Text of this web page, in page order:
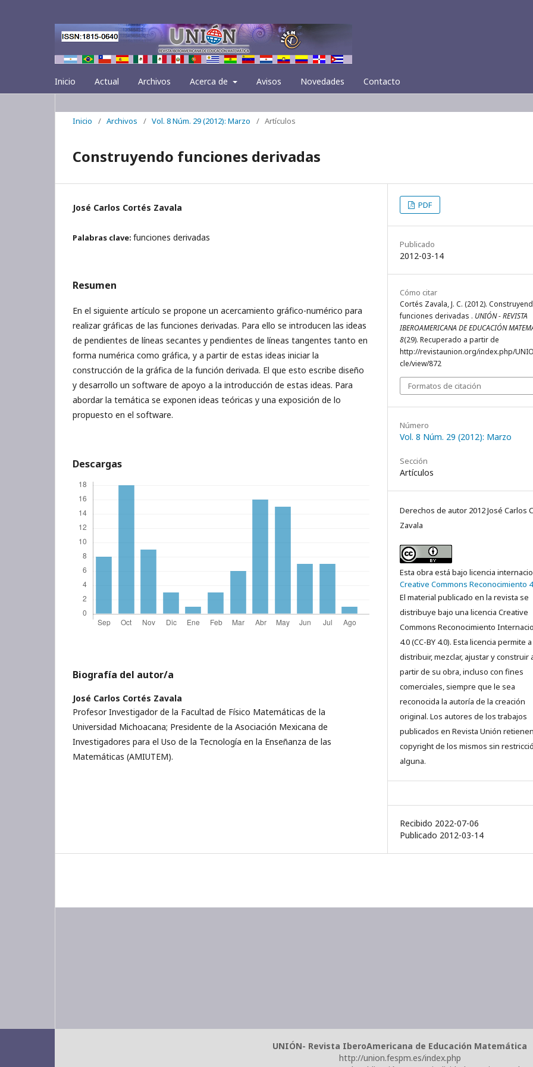
Inicio Actual Archivos Acerca de Avisos Novedades Contacto
Inicio / Archivos / Vol. 8 Núm. 29 (2012): Marzo / Artículos
Construyendo funciones derivadas
José Carlos Cortés Zavala
Palabras clave: funciones derivadas
Resumen
En el siguiente artículo se propone un acercamiento gráfico-numérico para
realizar gráficas de las funciones derivadas. Para ello se introducen las ideas
de pendientes de líneas secantes y pendientes de líneas tangentes tanto en
forma numérica como gráfica, y a partir de estas ideas iniciar la
construcción de la gráfica de la función derivada. El que esto escribe diseño
y desarrollo un software de apoyo a la introducción de estas ideas. Para
abordar la temática se exponen ideas teóricas y una exposición de lo
propuesto en el software.
Descargas
Biografía del autor/a
José Carlos Cortés Zavala
Profesor Investigador de la Facultad de Físico Matemáticas de la
Universidad Michoacana; Presidente de la Asociación Mexicana de
Investigadores para el Uso de la Tecnología en la Enseñanza de las
Matemáticas (AMIUTEM).
PDF
Publicado
2012-03-14
Cómo citar
Cortés Zavala, J. C. (2012).
funciones derivadas . UNIÓN - REVISTA
IBEROAMERICANA DE EDUCACIÓN
8(29). Recuperado a partir de
http://revistaunion.org/index.php/
cle/view/872
Formatos de citación
Número
Vol. 8 Núm. 29 (2012): Marzo
Sección
Artículos
Derechos de autor 2012 José Carlos
Zavala
Esta obra está bajo licencia
Creative Commons Reconocimiento
El material publicado en la revista se
distribuye bajo una licencia Creative
Commons Reconocimiento
4.0 (CC-BY 4.0). Esta licencia permite
distribuir, mezclar, ajustar y construir
partir de su obra, incluso con fines
comerciales, siempre que le sea
reconocida la autoría de la creación
original. Los autores de los trabajos
publicados en Revista Unión
copyright de los mismos sin
alguna.
Recibido 2022-07-06
Publicado 2012-03-14
UNIÓN- Revista IberoAmericana de Educación Matemática
http://union.fespm.es/index.php